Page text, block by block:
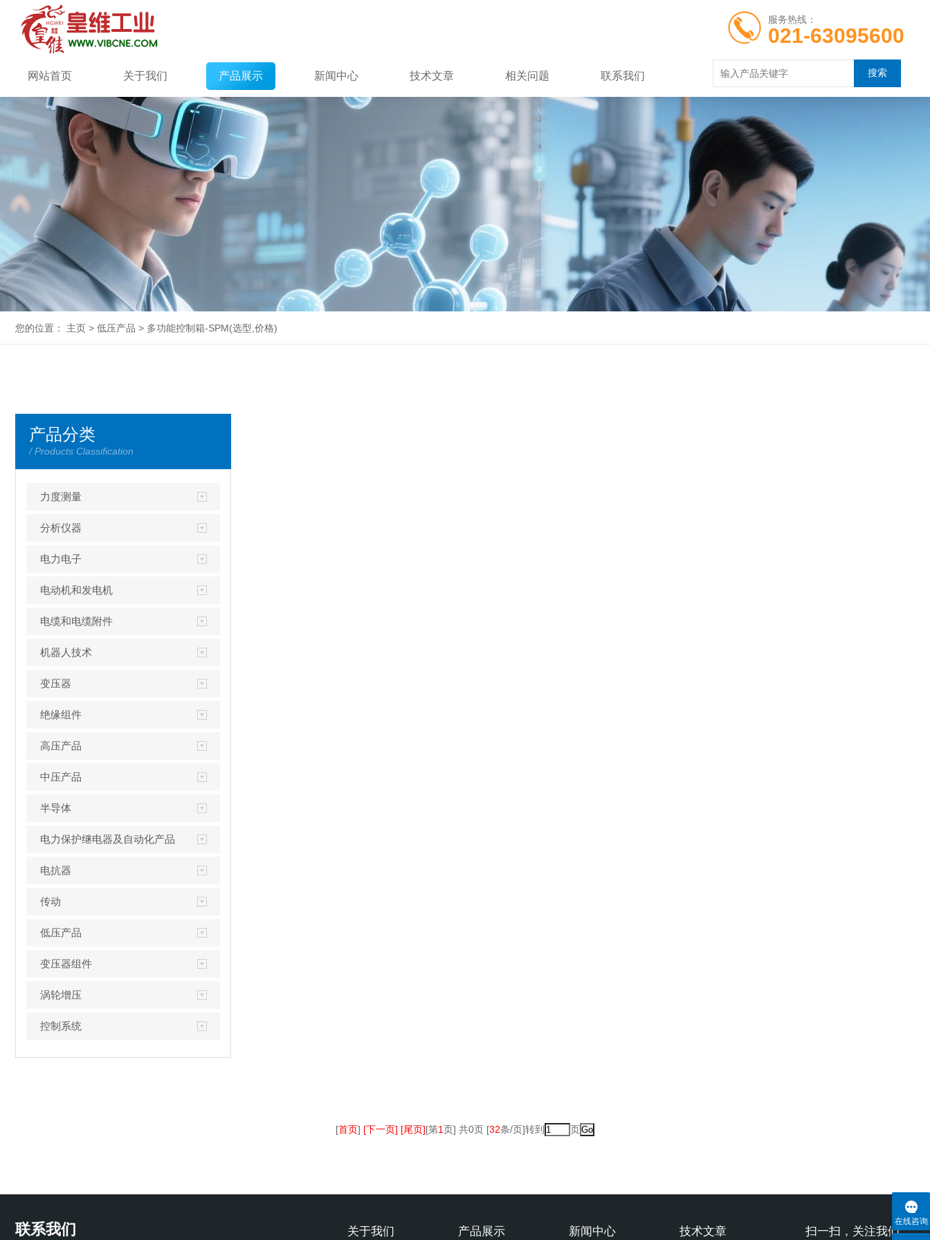
服务热线：
021-63095600
网站首页 关于我们 产品展示 新闻中心 技术文章 相关问题 联系我们
您的位置： 主页 > 低压产品 > 多功能控制箱-SPM(选型,价格)
产品分类
/ Products Classification
力度测量
分析仪器
电力电子
电动机和发电机
电缆和电缆附件
机器人技术
变压器
绝缘组件
高压产品
中压产品
半导体
电力保护继电器及自动化产品
电抗器
传动
低压产品
变压器组件
涡轮增压
控制系统
[首页] [下一页] [尾页][第1页] 共0页 [32条/页]转到 页
联系我们 扫一扫，关注我们
关于我们 产品展示 新闻中心 技术文章
在线咨询